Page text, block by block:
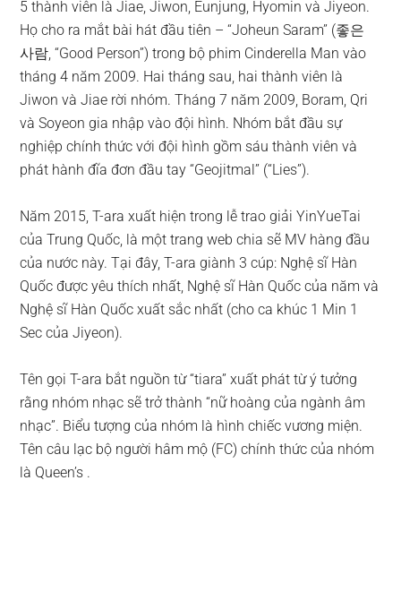
5 thành viên là Jiae, Jiwon, Eunjung, Hyomin và Jiyeon.
Họ cho ra mắt bài hát đầu tiên – “Joheun Saram” (좋은
사람, “Good Person”) trong bộ phim Cinderella Man vào
tháng 4 năm 2009. Hai tháng sau, hai thành viên là
Jiwon và Jiae rời nhóm. Tháng 7 năm 2009, Boram, Qri
và Soyeon gia nhập vào đội hình. Nhóm bắt đầu sự
nghiệp chính thức với đội hình gồm sáu thành viên và
phát hành đĩa đơn đầu tay “Geojitmal” (“Lies”).
Năm 2015, T-ara xuất hiện trong lễ trao giải YinYueTai
của Trung Quốc, là một trang web chia sẽ MV hàng đầu
của nước này. Tại đây, T-ara giành 3 cúp: Nghệ sĩ Hàn
Quốc được yêu thích nhất, Nghệ sĩ Hàn Quốc của năm và
Nghệ sĩ Hàn Quốc xuất sắc nhất (cho ca khúc 1 Min 1
Sec của Jiyeon).
Tên gọi T-ara bắt nguồn từ “tiara” xuất phát từ ý tưởng
rằng nhóm nhạc sẽ trở thành “nữ hoàng của ngành âm
nhạc”. Biểu tượng của nhóm là hình chiếc vương miện.
Tên câu lạc bộ người hâm mộ (FC) chính thức của nhóm
là Queen’s .